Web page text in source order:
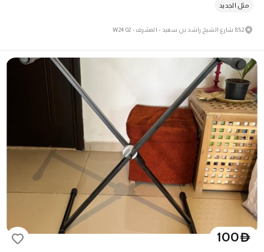
مثل الجديد
852 شارع الشيخ راشد بن سعيد - المشرف - W24 02
D
100